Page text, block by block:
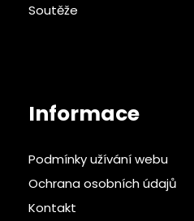
Soutěže
Informace
Podmínky užívání webu
Ochrana osobních údajů
Kontakt